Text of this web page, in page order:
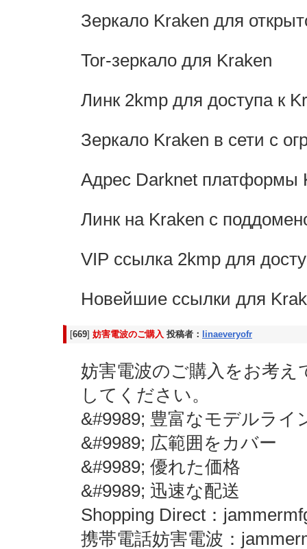
Зеркало Kraken для
Tor-зеркало для Kraken
Линк 2kmp для доступа к
Зеркало Kraken в сети с
Адрес Darknet платформы
Линк на Kraken с
VIP ссылка 2kmp для
Новейшие ссылки для
[669] 妨害電波のご購入 投稿者： linaeveryofr
妨害電波のご購入をお考
してください。
&#9989; 豊富なモデルライ
&#9989; 広範囲をカバー
&#9989; 優れた価格
&#9989; 迅速な配送
Shopping Direct：
携帯電話妨害電波：